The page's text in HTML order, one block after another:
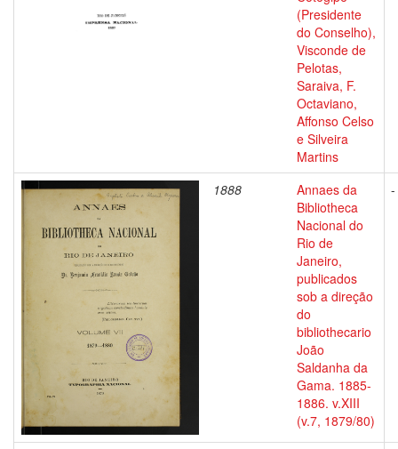
(Presidente
do Conselho),
Visconde de
Pelotas,
Saraiva, F.
Octaviano,
Affonso Celso
e Silveira
Martins
1888
Annaes da
Bibliotheca
Nacional do
Rio de
Janeiro,
publicados
sob a direção
do
bibliothecario
João
Saldanha da
Gama. 1885-
1886. v.XIII
(v.7, 1879/80)
-